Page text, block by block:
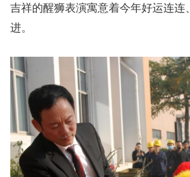
吉祥的醒狮表演寓意着今年好运连连
进。